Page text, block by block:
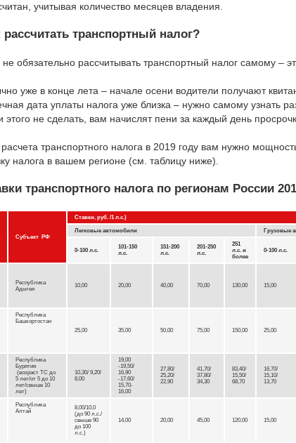
учитывая количество месяцев владения.
рассчитать транспортный налог?
обязательно рассчитывать транспортный налог самому –
уже в конце лета – начале осени водители получают
дата уплаты налога уже близка – нужно самому узнать
этого не сделать, вам начислят пени за каждый день
транспортного налога в 2019 году вам нужно
налога в вашем регионе (см. таблицу ниже).
транспортного налога по регионам России
Субъект РФ
Ставки, руб. /1 л.с.)
Легковые автомобили
Грузовые
0-100 л.с.
101-150
л.с.
151-200
л.с.
201-250
л.с.
251
л.с. и
более
0-100 л.с.
Республика
Адыгея
10,00 20,00 40,00 70,00 130,00 15,00
Республика
Башкортостан
25,00
35,00 50,00 75,00 150,00 25,00
Республика
Бурятия
(возраст ТС до
5 лет/от 5 до 10
лет/свыше 10
лет)
10,30/ 9,20/
8,00
19,00
-19,50/
16,90
-17,60/
15,70-
16,00
27,80/
25,20/
22,90
41,70/
37,80/
34,30
83,40/
15,50/
68,70
16,70/
15,10/
13,70
Республика
Алтай
8,00/10,0
(до 90 л.с./
свыше 90
до 100
л.с.)
14,00 20,00 45,00 120,00 15,00